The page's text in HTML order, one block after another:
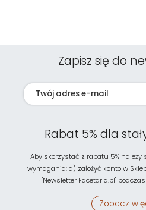
Zapisz się do
Rabat 5% dla
Aby skorzystać z rabatu 5% należy
wymagania: a) założyć konto w
"Newsletter Facetaria.pl"
Zobacz